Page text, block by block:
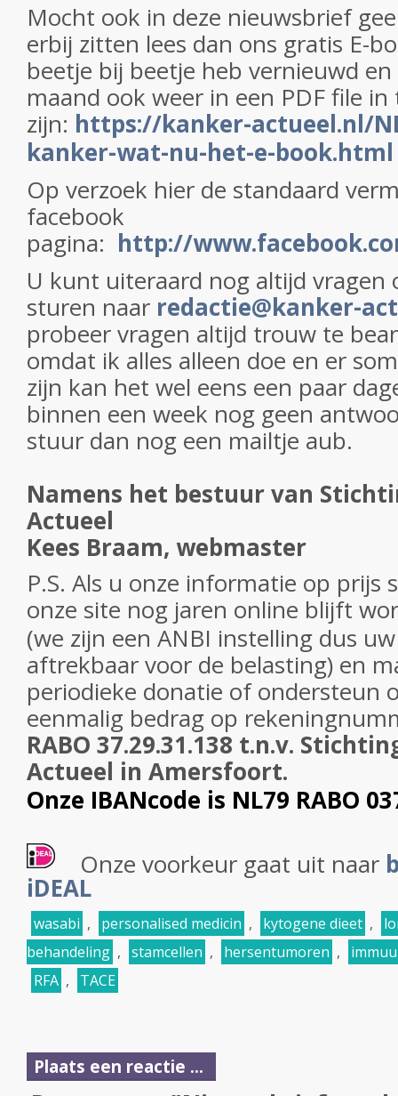
Mocht ook in deze nieuwsbrief
erbij zitten lees dan ons gratis E-
beetje bij beetje heb vernieuwd
maand ook weer in een PDF file in
zijn: https://kanker-actueel.nl/
kanker-wat-nu-het-e-book.html
Op verzoek hier de standaard
facebook
pagina: http://
U kunt uiteraard nog altijd vragen
sturen naar redactie@kanker-
probeer vragen altijd trouw te
omdat ik alles alleen doe en er
zijn kan het wel eens een paar
binnen een week nog geen
stuur dan nog een mailtje aub.
Namens het bestuur van
Actueel
Kees Braam, webmaster
P.S. Als u onze informatie op prijs
onze site nog jaren online blijft
(we zijn een ANBI instelling dus
aftrekbaar voor de belasting) en
periodieke donatie of ondersteun
eenmalig bedrag op
RABO 37.29.31.138 t.n.v.
Actueel in Amersfoort.
Onze IBANcode is NL79 RABO
Onze voorkeur gaat uit naar
iDEAL
wasabi , personalised medicin , kytogene dieet ,
behandeling , stamcellen , hersentumoren ,
RFA , TACE
Plaats een reactie ...